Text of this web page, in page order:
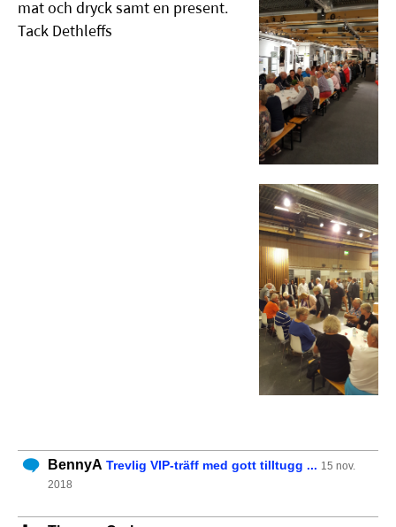
mat och dryck samt en present.
Tack Dethleffs
BennyA Trevlig VIP-träff med gott tilltugg ... 15 nov.
2018